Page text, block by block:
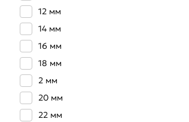
12 мм
14 мм
16 мм
18 мм
2 мм
20 мм
22 мм